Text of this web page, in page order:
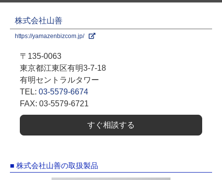
株式会社山善
https://yamazenbizcom.jp/
〒135-0063
東京都江東区有明3-7-18
有明セントラルタワー
TEL: 03-5579-6674
FAX: 03-5579-6721
すぐ相談する
■ 株式会社山善の取扱製品